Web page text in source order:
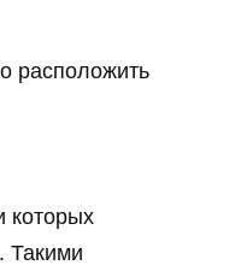
расположить
которых
Такими